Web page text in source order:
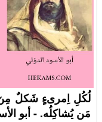
لُكُلِ اِمرىءٍ شَكلٌ مِنَ
مَن يُشاكِلُه. - أبو